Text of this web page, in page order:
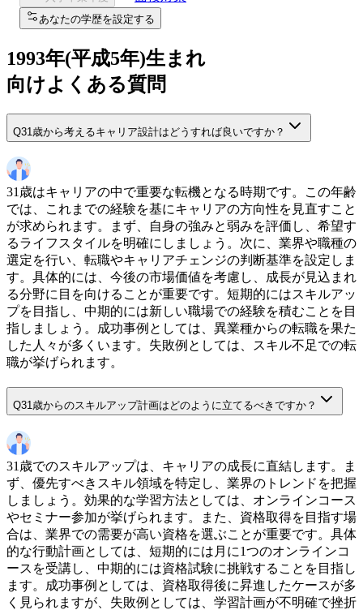
あなたの学歴を設定する
1993年(平成5年)生まれ
向けよくある質問
Q31歳から考えるキャリア設計はどうすれば良いですか？
31歳はキャリアの中で重要な転機となる時期です。この年齢
では、これまでの経験を基にキャリアの方向性を見直すこと
が求められます。まず、自身の強みと弱みを評価し、希望す
るライフスタイルを明確にしましょう。次に、業界や職種の
選定を行い、転職やキャリアチェンジの判断基準を設定しま
す。具体的には、今後の市場価値を考慮し、成長が見込まれ
る分野に目を向けることが重要です。短期的にはスキルアッ
プを目指し、中期的には新しい職場での経験を積むことを目
指しましょう。成功事例としては、異業種からの転職を果た
した人々が多くいます。失敗例としては、スキル不足での転
職が挙げられます。
Q31歳からのスキルアップ計画はどのように立てるべきですか？
31歳でのスキルアップは、キャリアの成長に直結します。ま
ず、優先すべきスキル領域を特定し、業界のトレンドを把握
しましょう。効果的な学習方法としては、オンラインコース
やセミナー参加が挙げられます。また、資格取得を目指す場
合は、業界での需要が高い資格を選ぶことが重要です。具体
的な行動計画としては、短期的には月に1つのオンラインコ
ースを受講し、中期的には資格試験に挑戦することを目指し
ます。成功事例としては、資格取得後に昇進したケースが多
く見られますが、失敗例としては、学習計画が不明確で挫折